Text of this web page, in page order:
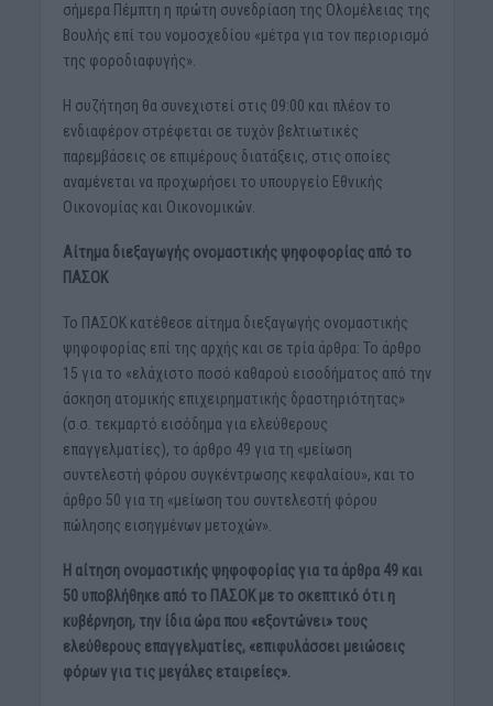
σήμερα Πέμπτη η πρώτη συνεδρίαση της Ολομέλειας της
Βουλής επί του νομοσχεδίου «μέτρα για τον περιορισμό
της φοροδιαφυγής».
Η συζήτηση θα συνεχιστεί στις 09:00 και πλέον το
ενδιαφέρον στρέφεται σε τυχόν βελτιωτικές
παρεμβάσεις σε επιμέρους διατάξεις, στις οποίες
αναμένεται να προχωρήσει το υπουργείο Εθνικής
Οικονομίας και Οικονομικών.
Αίτημα διεξαγωγής ονομαστικής ψηφοφορίας από το
ΠΑΣΟΚ
Το ΠΑΣΟΚ κατέθεσε αίτημα διεξαγωγής ονομαστικής
ψηφοφορίας επί της αρχής και σε τρία άρθρα: Το άρθρο
15 για το «ελάχιστο ποσό καθαρού εισοδήματος από την
άσκηση ατομικής επιχειρηματικής δραστηριότητας»
(σ.σ. τεκμαρτό εισόδημα για ελεύθερους
επαγγελματίες), το άρθρο 49 για τη «μείωση
συντελεστή φόρου συγκέντρωσης κεφαλαίου», και το
άρθρο 50 για τη «μείωση του συντελεστή φόρου
πώλησης εισηγμένων μετοχών».
Η αίτηση ονομαστικής ψηφοφορίας για τα άρθρα 49 και
50 υποβλήθηκε από το ΠΑΣΟΚ με το σκεπτικό ότι η
κυβέρνηση, την ίδια ώρα που «εξοντώνει» τους
ελεύθερους επαγγελματίες, «επιφυλάσσει μειώσεις
φόρων για τις μεγάλες εταιρείες».